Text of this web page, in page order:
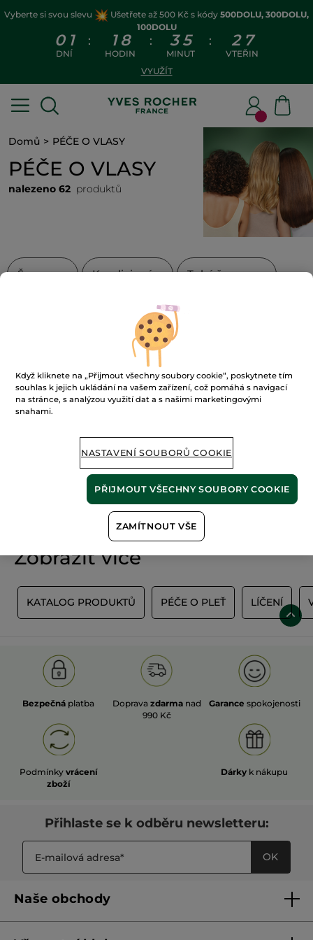
Vyberte si svou slevu Ušetřete až 500 Kč s kódy 500DOLU, 300DOLU,
100DOLU
0 1
DNÍ
: 1 8
HODIN
: 3 5
MINUT
: 2 7
VTEŘIN
VYUŽÍT
Domů PÉČE O VLASY
PÉČE O VLASY
nalezeno 62 produktů
Šampony Kondicionéry Tuhé šampony
TŘÍDIT PODLE
100%rostlinné
extrakty
60 hektarů
ekologických polí
Zobrazit více
KATALOG PRODUKTŮ PÉČE O PLEŤ LÍČENÍ
Bezpečná platba Doprava zdarma nad
990 Kč
Garance spokojenosti
Podmínky vrácení
zboží
Dárky k nákupu
Přihlaste se k odběru newsletteru:
OK
Naše obchody
Když kliknete na „Přijmout všechny soubory cookie“, poskytnete tím
souhlas k jejich ukládání na vašem zařízení, což pomáhá s navigací
na stránce, s analýzou využití dat a s našimi marketingovými
snahami.
NASTAVENÍ SOUBORŮ COOKIE
ZAMÍTNOUT VŠE
PŘIJMOUT VŠECHNY SOUBORY COOKIE